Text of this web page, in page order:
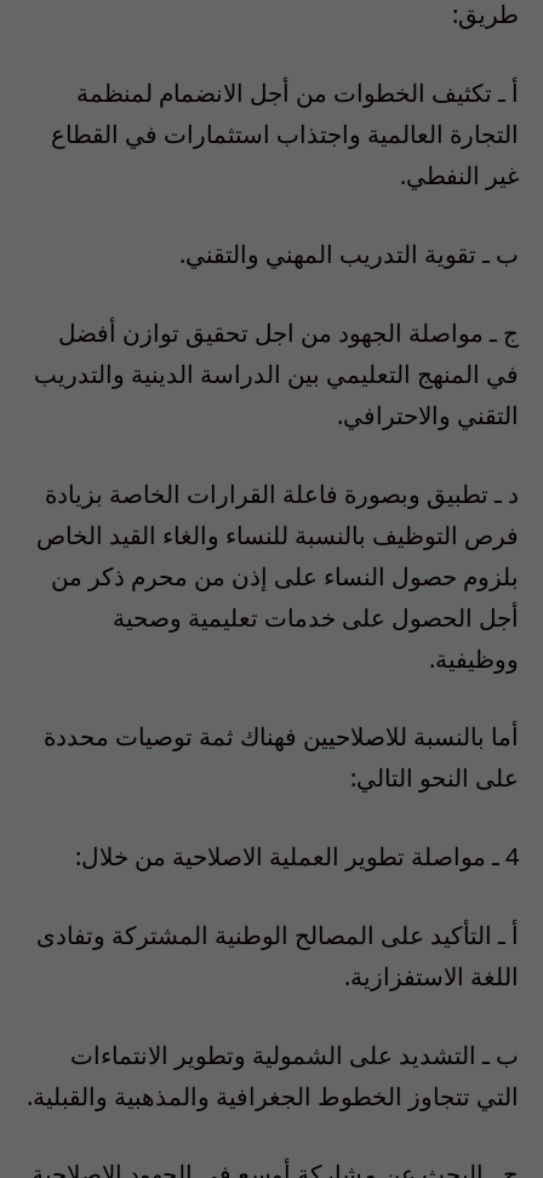
طريق:
أ ـ تكثيف الخطوات من أجل الانضمام لمنظمة
التجارة العالمية واجتذاب استثمارات في القطاع
غير النفطي.
ب ـ تقوية التدريب المهني والتقني.
ج ـ مواصلة الجهود من اجل تحقيق توازن أفضل
في المنهج التعليمي بين الدراسة الدينية والتدريب
التقني والاحترافي.
د ـ تطبيق وبصورة فاعلة القرارات الخاصة بزيادة
فرص التوظيف بالنسبة للنساء والغاء القيد الخاص
بلزوم حصول النساء على إذن من محرم ذكر من
أجل الحصول على خدمات تعليمية وصحية
ووظيفية.
أما بالنسبة للاصلاحيين فهناك ثمة توصيات محددة
على النحو التالي:
4 ـ مواصلة تطوير العملية الاصلاحية من خلال:
أ ـ التأكيد على المصالح الوطنية المشتركة وتفادى
اللغة الاستفزازية.
ب ـ التشديد على الشمولية وتطوير الانتماءات
التي تتجاوز الخطوط الجغرافية والمذهبية والقبلية.